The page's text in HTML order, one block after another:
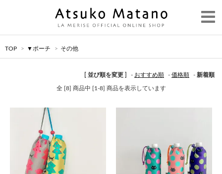
TOP > ▼ポーチ > その他
[ 並び順を変更 ] - おすすめ順 - 価格順 - 新着順
全 [8] 商品中 [1-8] 商品を表示しています